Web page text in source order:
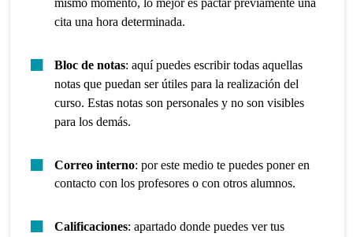
mismo momento, lo mejor es pactar previamente una
cita una hora determinada.
Bloc de notas: aquí puedes escribir todas aquellas
notas que puedan ser útiles para la realización del
curso. Estas notas son personales y no son visibles
para los demás.
Correo interno: por este medio te puedes poner en
contacto con los profesores o con otros alumnos.
Calificaciones: apartado donde puedes ver tus